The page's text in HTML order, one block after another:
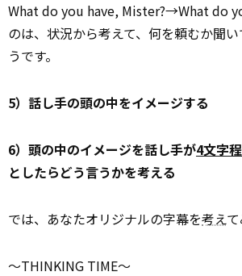
What do you have, Mister?→What do
のは、状況から考えて、何を頼むか聞
うです。
5）話し手の頭の中をイメージする
6）頭の中のイメージを話し手が4文字
としたらどう言うかを考える
では、あなたオリジナルの字幕を考え
～THINKING TIME～